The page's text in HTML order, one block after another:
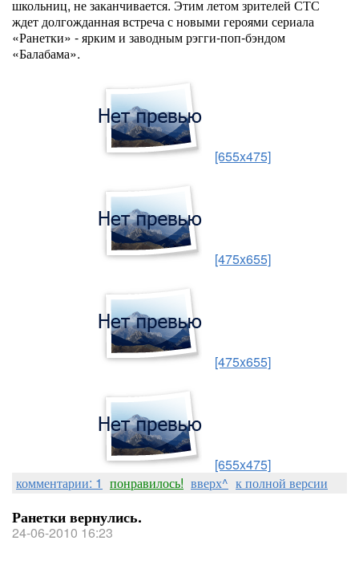
школьниц, не заканчивается. Этим летом зрителей СТС
ждет долгожданная встреча с новыми героями сериала
«Ранетки» - ярким и заводным рэгги-поп-бэндом
«Балабама».
[655x475]
[475x655]
[475x655]
[655x475]
комментарии: 1 понравилось! вверх^ к полной версии
Ранетки вернулись.
24-06-2010 16:23